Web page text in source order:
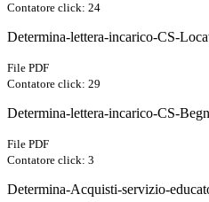
Contatore click: 24
Determina-lettera-incarico-CS-
File PDF
Contatore click: 29
Determina-lettera-incarico-CS-
File PDF
Contatore click: 3
Determina-Acquisti-servizio-